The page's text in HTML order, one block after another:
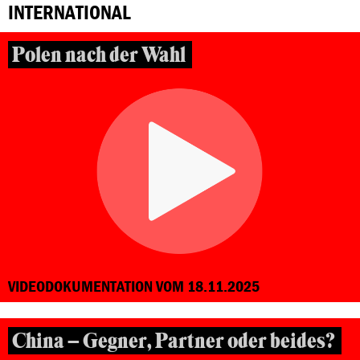
INTERNATIONAL
Polen nach der Wahl
VIDEODOKUMENTATION VOM 18.11.2025
China – Gegner, Partner oder beides?